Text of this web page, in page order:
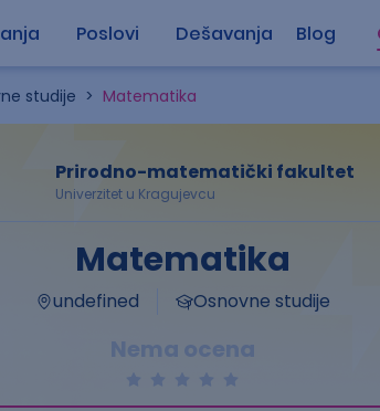
Poslovi Dešavanja Blog
studije > Matematika
Matematika
undefined Osnovne studije
Nema ocena
Prirodno-matematički fakultet
Univerzitet u Kragujevcu